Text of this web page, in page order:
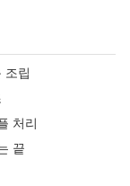
조립
처리
끝